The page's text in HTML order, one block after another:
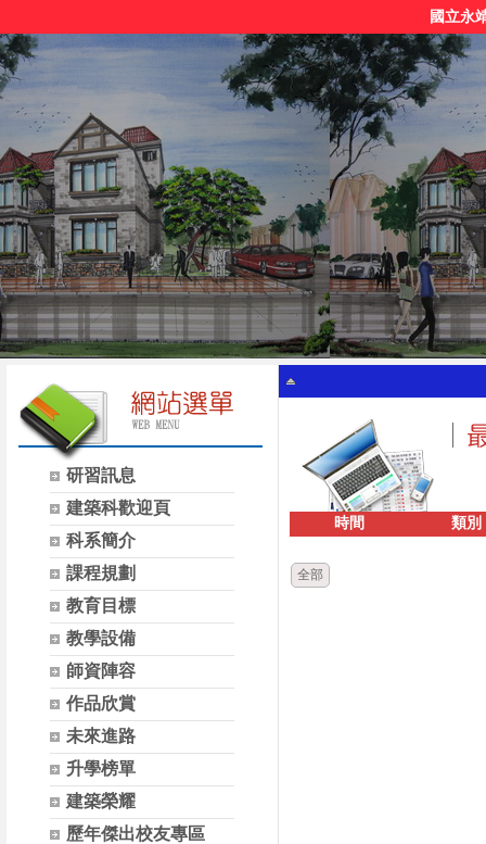
國立永
研習訊息
建築科歡迎頁
科系簡介
課程規劃
教育目標
教學設備
師資陣容
作品欣賞
未來進路
升學榜單
建築榮耀
歷年傑出校友專區
時間 類別
全部